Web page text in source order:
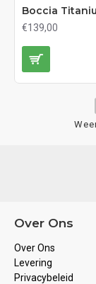
Boccia
€139,00
Over Ons
Over Ons
Levering
Privacybeleid